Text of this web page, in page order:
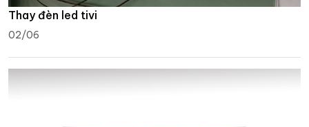
Thay đèn led tivi
02/06